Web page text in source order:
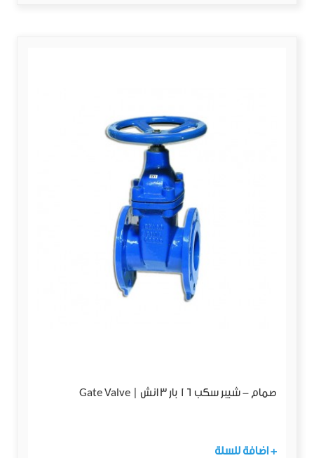
صمام - شيبر سكب 16 بار 3 انش | Gate Valve
+ اضافة للسلة